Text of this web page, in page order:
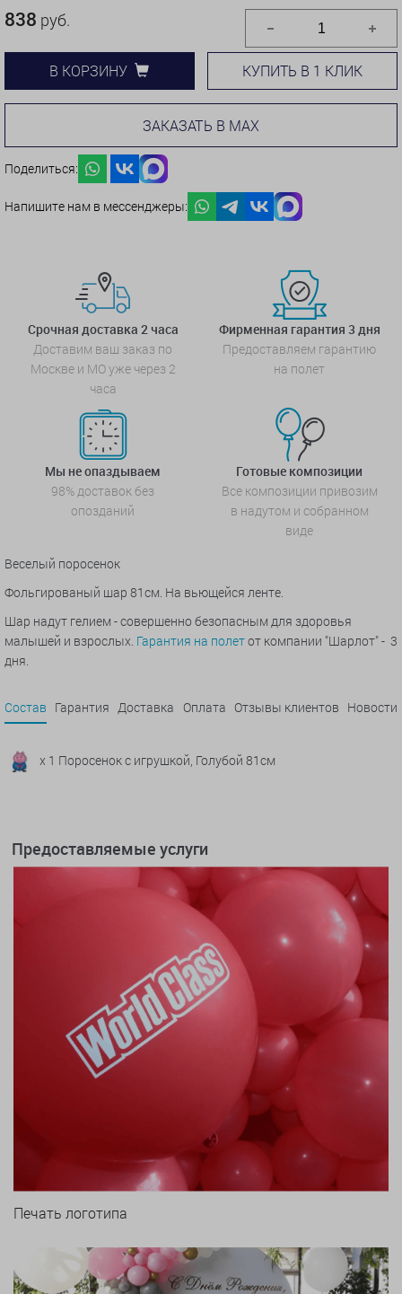
838 руб.
В КОРЗИНУ КУПИТЬ В 1 КЛИК
ЗАКАЗАТЬ В MAX
Поделиться:
Напишите нам в мессенджеры:
Срочная доставка 2 часа
Доставим ваш заказ по
Москве и МО уже через 2
часа
Фирменная гарантия 3 дня
Предоставляем гарантию
на полет
Мы не опаздываем
98% доставок без
опозданий
Готовые композиции
Все композиции привозим
в надутом и собранном
виде
Веселый поросенок
Фольгированый шар 81см. На вьющейся ленте.
Шар надут гелием - совершенно безопасным для здоровья
малышей и взрослых. Гарантия на полетот компании "Шарлот" - 3
дня.
Состав Гарантия Доставка Оплата Отзывы клиентов Новости
x 1 Поросенок с игрушкой, Голубой 81см
Предоставляемые услуги
Печать логотипа